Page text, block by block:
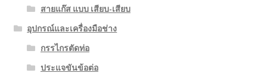
สายแก๊ส แบบ เสียบ-เสียบ
อุปกรณ์และเครื่องมือช่าง
กรรไกรตัดท่อ
ประแจขันข้อต่อ